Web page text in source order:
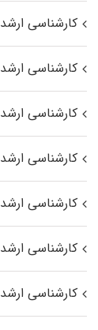
کارشناسی
کارشناسی
کارشناسی
کارشناسی ارشد
کارشناسی
کارشناسی
کارشناسی